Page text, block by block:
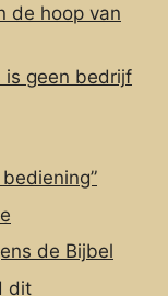
de hoop van
is geen bedrijf
de Bijbel
dit